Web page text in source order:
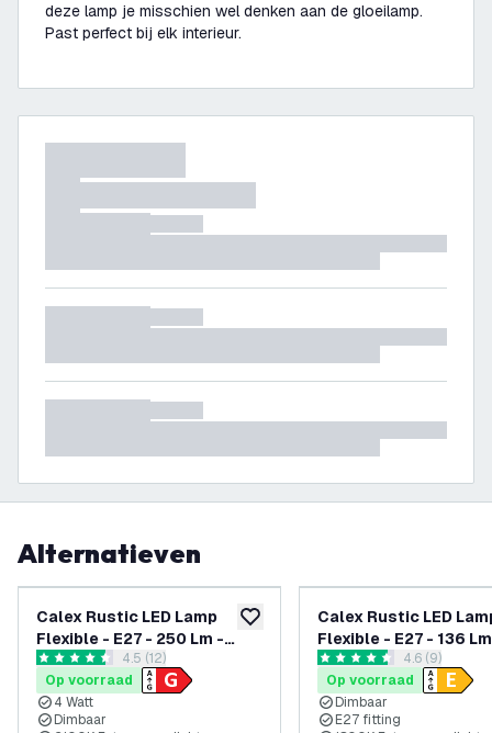
deze lamp je misschien wel denken aan de gloeilamp.
Past perfect bij elk interieur.
Alternatieven
toevoegen aan verlanglijst
Calex Rustic LED Lamp
Flexible - E27 - 250 Lm -
Goud Finishreviews drawer openen
4.5 score sterren4.5 (12)
Op voorraad
4 Watt
Dimbaar
Calex Rustic LED
Flexible - E27 - 136
Titaniumreviews
4.6 score sterren4.6 (9)
Op voorraad
Dimbaar
E27 fitting